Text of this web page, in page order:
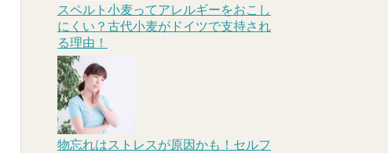
スペルト小麦ってアレルギーをおこし
にくい？古代小麦がドイツで支持され
る理由！
物忘れはストレスが原因かも！セルフ